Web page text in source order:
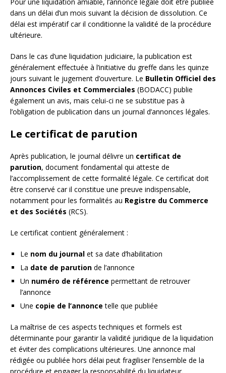
dans un délai d’un mois suivant la décision de dissolution. Ce
délai est impératif car il conditionne la validité de la procédure
ultérieure.
Dans le cas d’une liquidation judiciaire, la publication est
généralement effectuée à l’initiative du greffe dans les quinze
jours suivant le jugement d’ouverture. Le Bulletin Officiel des
Annonces Civiles et Commerciales (BODACC) publie
également un avis, mais celui-ci ne se substitue pas à
l’obligation de publication dans un journal d’annonces légales.
Le certificat de parution
Après publication, le journal délivre un certificat de
parution, document fondamental qui atteste de
l’accomplissement de cette formalité légale. Ce certificat doit
être conservé car il constitue une preuve indispensable,
notamment pour les formalités au Registre du Commerce
et des Sociétés (RCS).
Le certificat contient généralement :
Le nom du journal et sa date d’habilitation
La date de parution de l’annonce
Un numéro de référence permettant de retrouver
l’annonce
Une copie de l’annonce telle que publiée
La maîtrise de ces aspects techniques et formels est
déterminante pour garantir la validité juridique de la liquidation
et éviter des complications ultérieures. Une annonce mal
rédigée ou publiée hors délai peut fragiliser l’ensemble de la